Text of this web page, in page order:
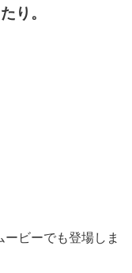
り。
ビーでも登場しま